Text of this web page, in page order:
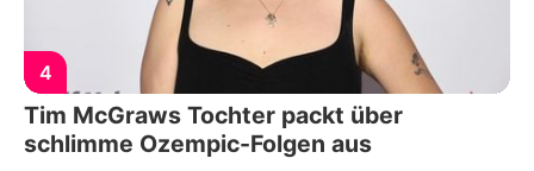
4
Tim McGraws Tochter packt über
schlimme Ozempic-Folgen aus